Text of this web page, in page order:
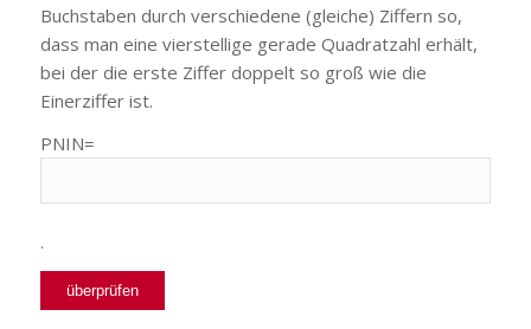
Buchstaben durch verschiedene (gleiche) Ziffern so,
dass man eine vierstellige gerade Quadratzahl erhält,
bei der die erste Ziffer doppelt so groß wie die
Einerziffer ist.
PNIN=
.